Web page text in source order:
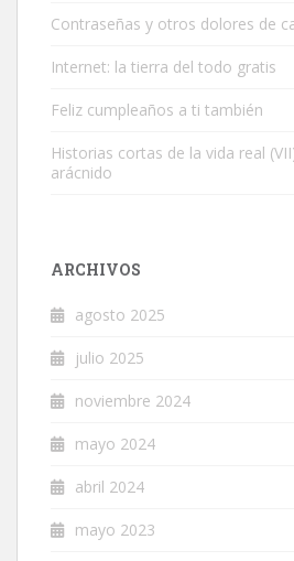
Contraseñas y otros dolores de
Internet: la tierra del todo gratis
Feliz cumpleaños a ti también
Historias cortas de la vida real
arácnido
ARCHIVOS
agosto 2025
julio 2025
noviembre 2024
mayo 2024
abril 2024
mayo 2023